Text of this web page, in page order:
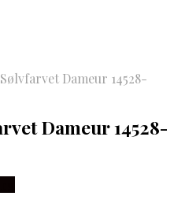
Dameur 14528-
Dameur 14528-